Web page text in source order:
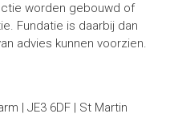
worden gebouwd of
Fundatie is daarbij dan
advies kunnen voorzien.
| JE3 6DF | St Martin